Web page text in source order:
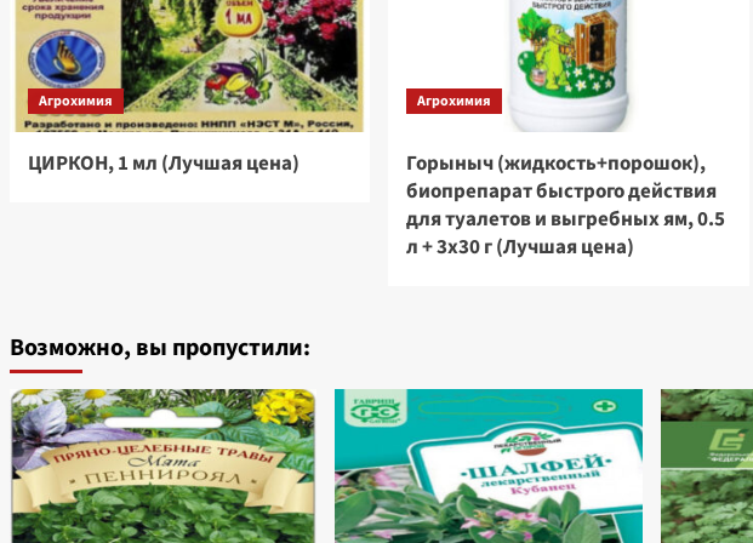
Агрохимия
ЦИРКОН, 1 мл (Лучшая цена)
Агрохимия
Горыныч (жидкость+порошок),
биопрепарат быстрого действия
для туалетов и выгребных ям, 0.5
л + 3х30 г (Лучшая цена)
Возможно, вы пропустили: